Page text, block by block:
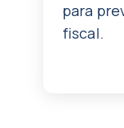
para
fiscal.